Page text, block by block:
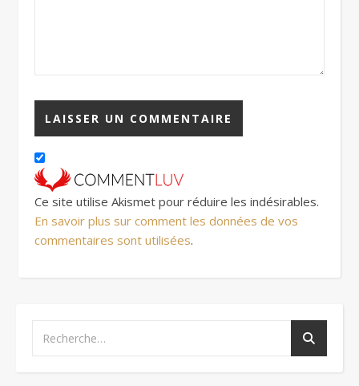
Ce site utilise Akismet pour réduire les indésirables.
En savoir plus sur comment les données de vos
commentaires sont utilisées.